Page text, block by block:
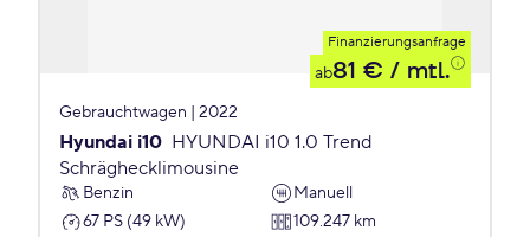
Finanzierungsanfrage
ab81 € / mtl.
Gebrauchtwagen | 2022
Hyundai i10 HYUNDAI i10 1.0 Trend
Schräghecklimousine
Benzin
Manuell
67 PS (49 kW)
109.247 km